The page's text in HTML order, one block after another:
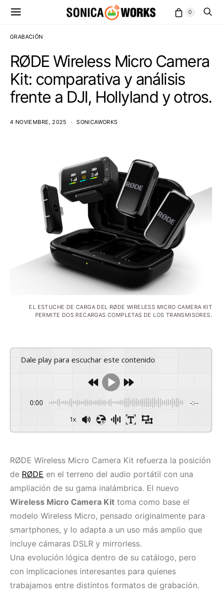
0
GRABACIÓN
RØDE Wireless Micro Camera
Kit: comparativa y análisis
frente a DJI, Hollyland y otros.
4 NOVIEMBRE, 2025 SONICAWORKS
EL ESTUCHE DE CARGA DEL RØDE WIRELESS MICRO CAMERA KIT
PERMITE DOS RECARGAS COMPLETAS DE LOS TRANSMISORES.
Dale play para escuchar este contenido
0:00 -:--
1x
RØDE Wireless Micro Camera Kit refuerza la posición
de RØDE en el terreno del audio portátil con una
ampliación de su gama inalámbrica. El nuevo
Wireless Micro Camera Kit toma como base el
modelo Wireless Micro, pensado originalmente para
smartphones, y lo adapta a un uso más amplio que
incluye cámaras DSLR y mirrorless.
Una evolución lógica dentro de su catálogo, pero
con implicaciones interesantes para quienes
trabajamos entre distintos formatos de grabación.